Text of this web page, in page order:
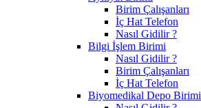
Birim Çalışanları
İç Hat Telefon
Nasıl Gidilir ?
Bilgi İşlem Birimi
Nasıl Gidilir ?
Birim Çalışanları
İç Hat Telefon
Biyomedikal Depo Birimi